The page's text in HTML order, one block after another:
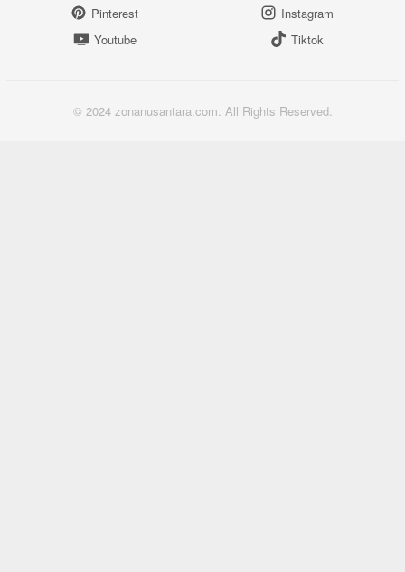
Pinterest
Instagram
Youtube
Tiktok
© 2024 zonanusantara.com. All Rights Reserved.